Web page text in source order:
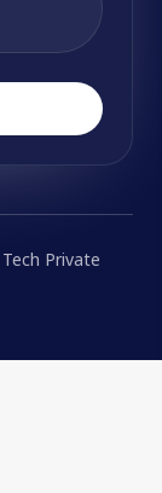
Private